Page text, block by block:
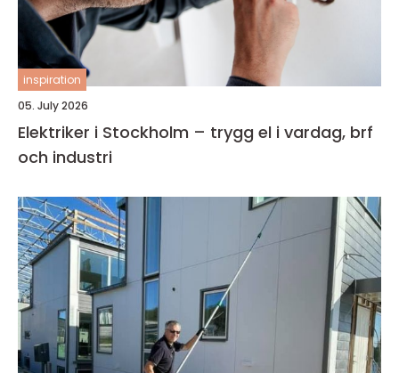
inspiration
05. July 2026
Elektriker i Stockholm – trygg el i vardag, brf
och industri